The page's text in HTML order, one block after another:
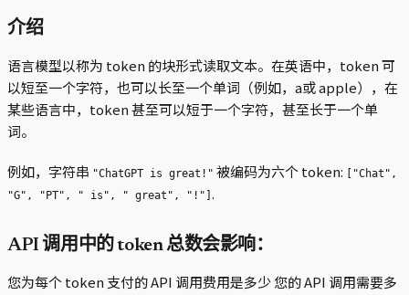
介绍
语言模型以称为 token 的块形式读取文本。在英语中，token 可
以短至一个字符，也可以长至一个单词（例如，a或 apple），在
某些语言中，token 甚至可以短于一个字符，甚至长于一个单
词。
例如，字符串 "ChatGPT is great!" 被编码为六个 token:
["Chat",
"G", "PT", " is", " great", "!"] .
API 调用中的 token 总数会影响：
您为每个 token 支付的 API 调用费用是多少 您的 API 调用需要多